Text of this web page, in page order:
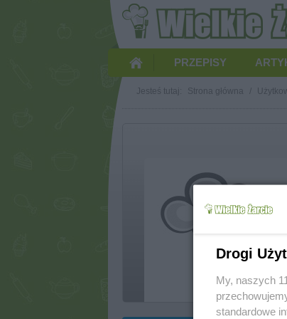
PRZEPISY
Jesteś tutaj: Strona główna /
Drogi
My, naszych
standardowe